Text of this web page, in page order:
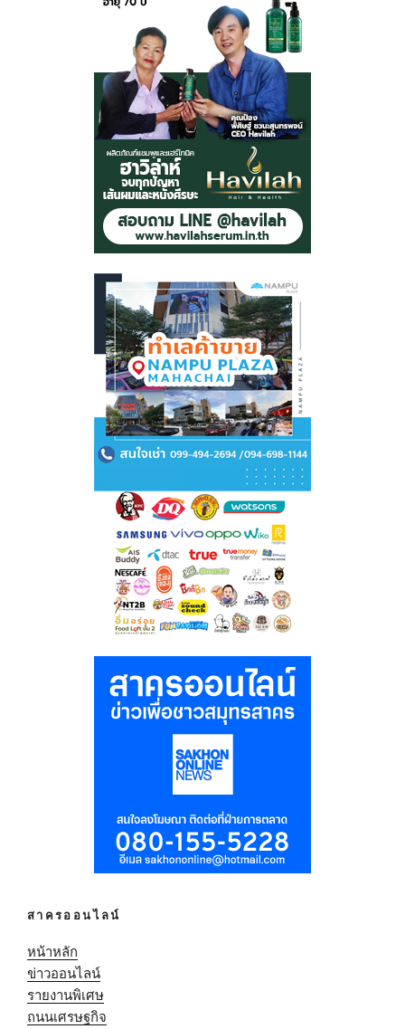
สาครออนไลน์
หน้าหลัก
ข่าวออนไลน์
รายงานพิเศษ
ถนนเศรษฐกิจ